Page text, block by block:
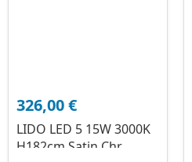
326,00€
LIDO LED 5 15W 3000K
H182cm Satin Chr